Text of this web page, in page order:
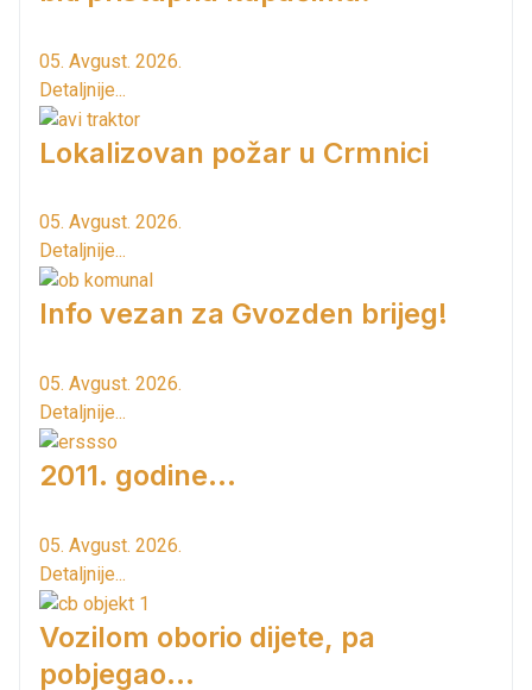
05. Avgust. 2026.
Detaljnije...
Lokalizovan požar u Crmnici
05. Avgust. 2026.
Detaljnije...
Info vezan za Gvozden brijeg!
05. Avgust. 2026.
Detaljnije...
2011. godine...
05. Avgust. 2026.
Detaljnije...
Vozilom oborio dijete, pa
pobjegao...